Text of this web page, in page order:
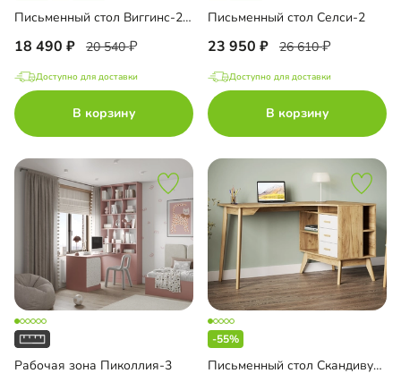
Письменный стол Виггинс-2 угловой
18 490 20 540
Доступно для доставки
В корзину
Письменный стол Селси-2
23 950 26 610
Доступно для доставки
В корзину
Рабочая зона Пиколлия-3
-55%
Письменный стол Скандивуд-3